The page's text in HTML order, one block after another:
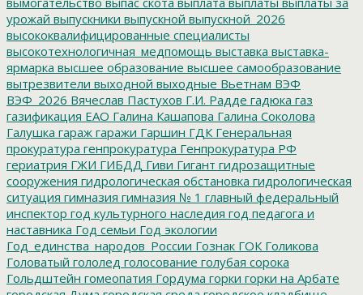
урожай выпускники выпускной выпускной_2026
высококвалифицированные специалисты
высокотехнологичная_медпомощь выставка выставка-
ярмарка высшее образование высшее самообразование
вытрезвители выходной выходные Вьетнам ВЭФ
ВЭФ_2026 Вячеслав Пастухов Г.И. Радде гадюка газ
газификация ЕАО Галина Кашапова Галина Соколова
Галушка гараж гаражи Гаршин ГДК Генеральная
прокуратура генпрокуратура Генпрокуратура РФ
гериатрия ГЖИ ГИБДД Гиви Гигант гидрозащитные
сооружения гидрологическая обстановка гидрологическая
ситуация гимназия гимназия № 1 главный федеральный
инспектор год культурного наследия год педагога и
наставника Год семьи Год экологии
Год_единства_народов_России Гознак ГОК Голикова
Головатый гололед голосование голубая сорока
Гольдштейн гомеопатия Гордума горки горки на Арбате